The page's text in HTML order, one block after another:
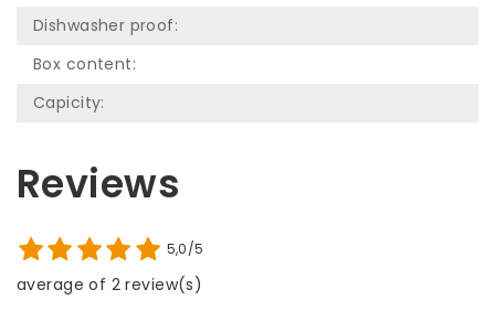
Dishwasher proof:
Box content:
Capicity:
Reviews
5,0/5
average of 2 review(s)